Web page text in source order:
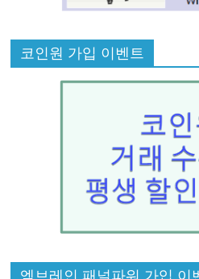
코인원 가입 이벤트
엠브레인 패널파워 가입 이